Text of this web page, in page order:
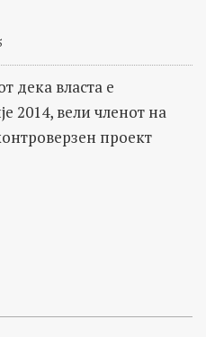
дека власта е
2014, вели членот на
проект